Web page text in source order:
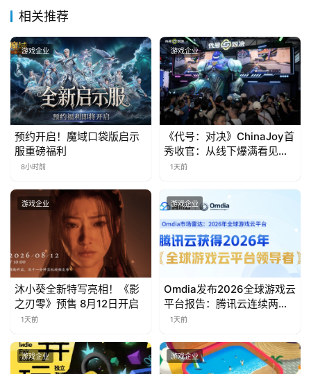
月
3
0
日
游
茶
对
接
海
站
中
文
相关推荐
游戏企业
预约开启！魔域口袋版启示
服重磅福利
8小时前
游戏企业
《代号：对决》ChinaJoy首
秀收官：从线下爆满看见玩
家的真实期待
1天前
游戏企业
沐小葵全新特写亮相！《影
之刃零》预售 8月12日开启
1天前
游戏企业
Omdia发布2026全球游戏云
平台报告：腾讯云连续两年
入选“领导者”象限
1天前
游戏企业 游戏企业